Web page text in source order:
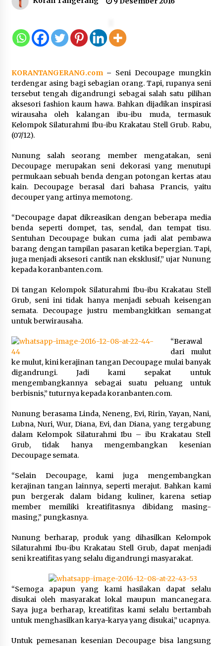
8 Agustus 2026
9 Kopi Botol Terbaik yang Praktis
untuk Menemani Aktivitas
8 Agustus 2026
Kemenpar Turut Perkuat
Pengembangan KEK Samota
sebagai Destinasi Wisata Bahari
Berkelas Dunia
8 Agustus 2026
Festival Lembah Baliem Perkuat
Ekonomi Masyarakat Papua
Pegunungan
8 Agustus 2026
Bakteri Yogurt, Kenali Manfaatnya
untuk Kesehatan Pencernaan
8 Agustus 2026
Perawatan PCOS yang Efektif untuk
Menjaga Kesuburan
8 Agustus 2026
Wamenhan Pimpin Prosesi
Pelantikan dan Sertijab Pejabat
8 Agustus 2026
DPD Partai Gerakan Rakyat Kota
Internal Jelang Pemilu 2029
8 Agustus 2026
KORANTANGERANG.com– Seni Decoupage mungkin
terdengar asing bagi sebagian orang. Tapi, rupanya seni
tersebut tengah digandrungi sebagai salah satu pilihan
aksesori fashion kaum hawa. Bahkan dijadikan inspirasi
wirausaha oleh kalangan ibu-ibu muda, termasuk
Kelompok Silaturahmi Ibu-ibu Krakatau Stell Grub. Rabu,
(07/12).
Nunung salah seorang member mengatakan, seni
Decoupage merupakan seni dekorasi yang menutupi
permukaan sebuah benda dengan potongan kertas atau
kain. Decoupage berasal dari bahasa Prancis, yaitu
decouper yang artinya memotong.
“Decoupage dapat dikreasikan dengan beberapa media
benda seperti dompet, tas, sendal, dan tempat tisu.
Sentuhan Decoupage bukan cuma jadi alat pembawa
barang dengan tampilan pasaran ketika bepergian. Tapi,
juga menjadi aksesori cantik nan eksklusif,” ujar Nunung
kepada koranbanten.com.
Di tangan Kelompok Silaturahmi Ibu-ibu Krakatau Stell
Grub, seni ini tidak hanya menjadi sebuah keisengan
semata. Decoupage justru membangkitkan semangat
untuk berwirausaha.
“Berawal
dari mulut
ke mulut, kini kerajinan tangan Decoupage mulai banyak
digandrungi. Jadi kami sepakat untuk
mengembangkannya sebagai suatu peluang untuk
berbisnis,” tuturnya kepada koranbanten.com.
Nunung berasama Linda, Neneng, Evi, Ririn, Yayan, Nani,
Lubna, Nuri, Wur, Diana, Evi, dan Diana, yang tergabung
dalam Kelompok Silaturahmi Ibu – ibu Krakatau Stell
Grub, tidak hanya mengembangkan kesenian
Decoupage semata.
“Selain Decoupage, kami juga mengembangkan
kerajinan tangan lainnya, seperti merajut. Bahkan kami
pun bergerak dalam bidang kuliner, karena setiap
member memiliki kreatifitasnya dibidang masing-
masing,” pungkasnya.
Nunung berharap, produk yang dihasilkan Kelompok
Silaturahmi Ibu-ibu Krakatau Stell Grub, dapat menjadi
seni kreatifitas yang selalu digandrungi masyarakat.
“Semoga apapun yang kami hasilakan dapat selalu
disukai oleh masyarakat lokal maupun mancanegara.
Saya juga berharap, kreatifitas kami selalu bertambah
untuk menghasilkan karya-karya yang disukai,” ucapnya.
Untuk pemesanan kesenian Decoupage bisa langsung